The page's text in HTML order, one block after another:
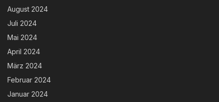
August 2024
Juli 2024
Mai 2024
April 2024
März 2024
Februar 2024
Januar 2024